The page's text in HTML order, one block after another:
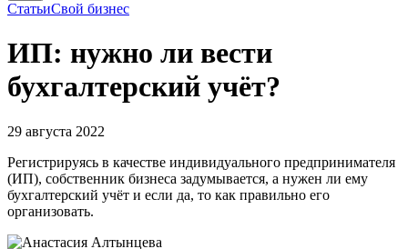
СтатьиСвой бизнес
ИП: нужно ли вести
бухгалтерский учёт?
29 августа 2022
Регистрируясь в качестве индивидуального предпринимателя
(ИП), собственник бизнеса задумывается, а нужен ли ему
бухгалтерский учёт и если да, то как правильно его
организовать.